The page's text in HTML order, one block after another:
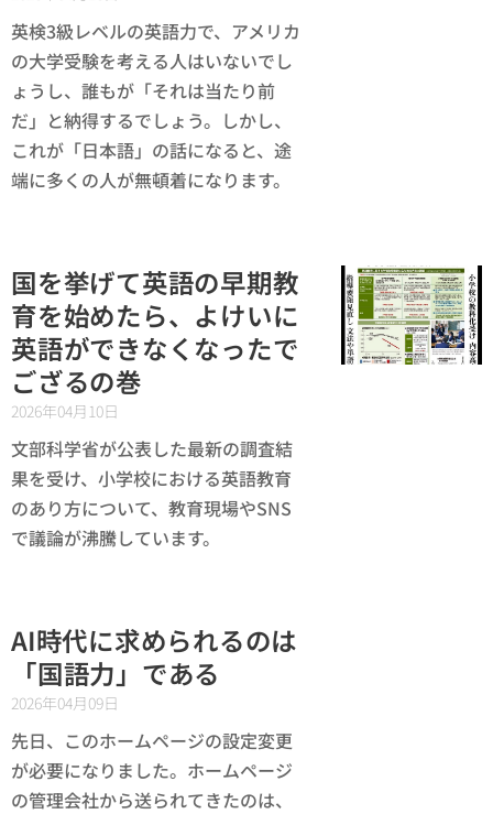
英検3級レベルの英語力で、アメリカ
の大学受験を考える人はいないでし
ょうし、誰もが「それは当たり前
だ」と納得するでしょう。しかし、
これが「日本語」の話になると、途
端に多くの人が無頓着になります。
国を挙げて英語の早期教
育を始めたら、よけいに
英語ができなくなったで
ござるの巻
2026年04月10日
文部科学省が公表した最新の調査結
果を受け、小学校における英語教育
のあり方について、教育現場やSNS
で議論が沸騰しています。
AI時代に求められるのは
「国語力」である
2026年04月09日
先日、このホームページの設定変更
が必要になりました。ホームページ
の管理会社から送られてきたのは、